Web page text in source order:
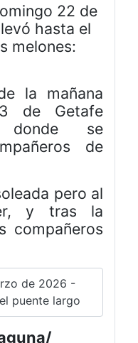
22 de
hasta el
melones:
la mañana
de Getafe
donde se
de
pero al
y tras la
compañeros
de 2026 -
puente largo